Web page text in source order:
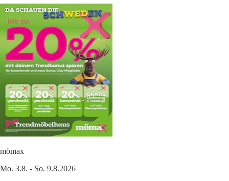
mömax
Mo. 3.8. - So. 9.8.2026